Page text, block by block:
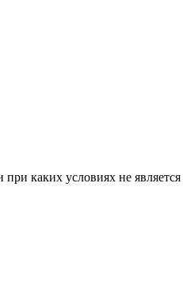
каких условиях не